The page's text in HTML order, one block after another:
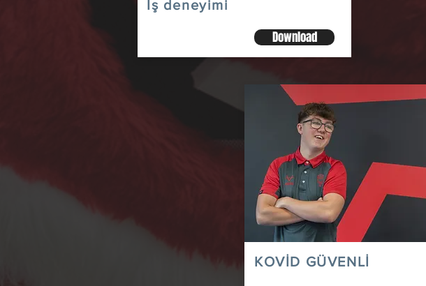
İş deneyimi
Download
KOVİD GÜVENLİ